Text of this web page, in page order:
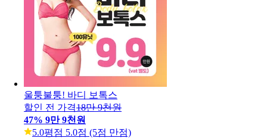
울퉁불퉁! 바디 보톡스
할인 전 가격18만 9천원
47% 9만 9천원
5.0평점 5.0점 (5점 만점)